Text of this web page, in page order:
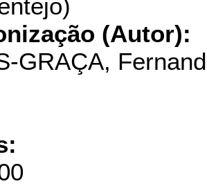
(Autor):
GRAÇA,